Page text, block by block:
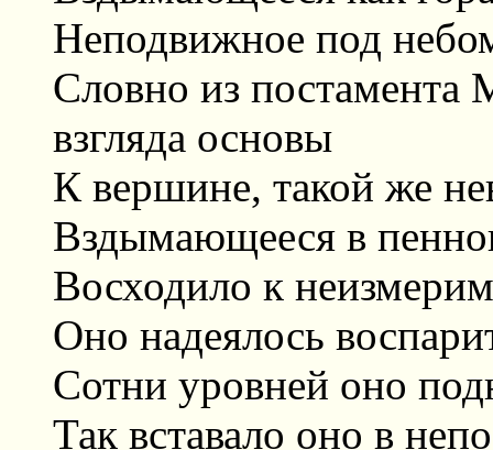
Неподвижное под
Словно из постамента
взгляда основы
К вершине, такой же
Вздымающееся в
Восходило к
Оно надеялось
Сотни уровней оно
Так вставало оно в